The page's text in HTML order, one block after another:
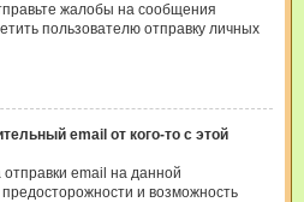
жалобы на сообщения
пользователю отправку личных
email от кого-то с этой
email на данной
и возможность